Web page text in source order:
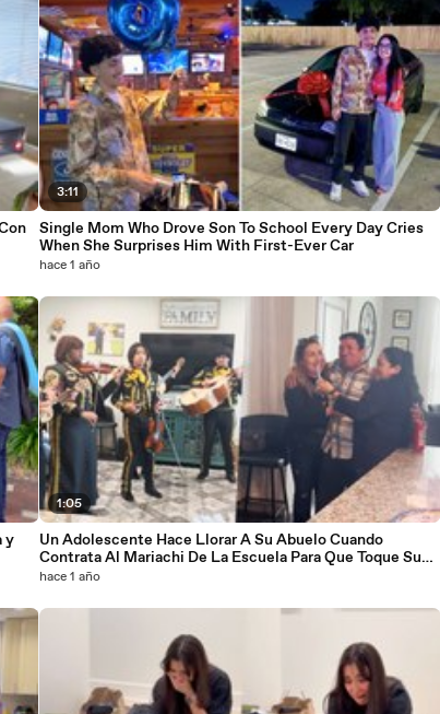
y
3:11
Single Mom Who Drove Son To School Every Day Cries
When She Surprises Him With First-Ever Car
hace 1 año
1:05
Un Adolescente Hace Llorar A Su Abuelo Cuando
Contrata Al Mariachi De La Escuela Para Que Toque Su
Canción
hace 1 año